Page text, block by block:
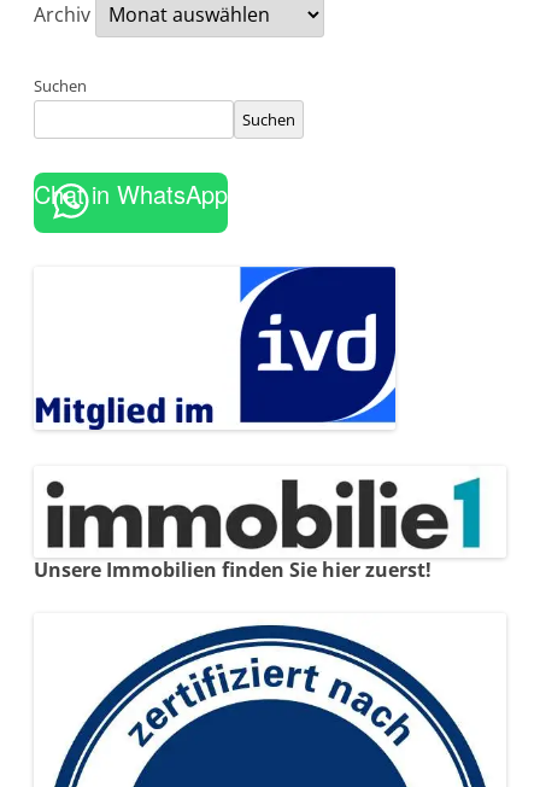
Archiv
Suchen
Suchen
Chat in WhatsApp
Unsere Immobilien finden Sie hier zuerst!